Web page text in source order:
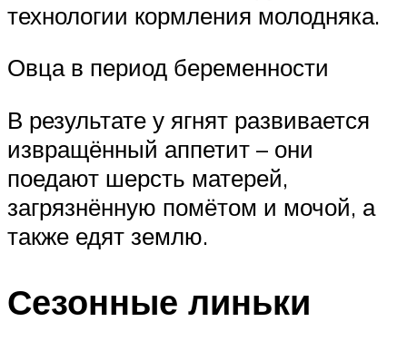
технологии кормления молодняка.
Овца в период беременности
В результате у ягнят развивается
извращённый аппетит – они
поедают шерсть матерей,
загрязнённую помётом и мочой, а
также едят землю.
Сезонные линьки